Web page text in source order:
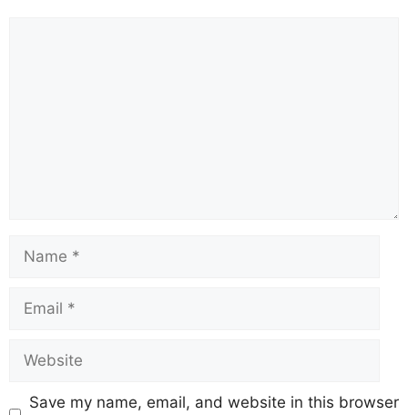
Save my name, email, and website in this browser